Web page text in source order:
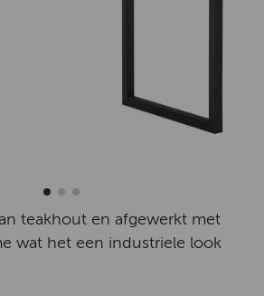
teakhout en afgewerkt met
wat het een industriele look